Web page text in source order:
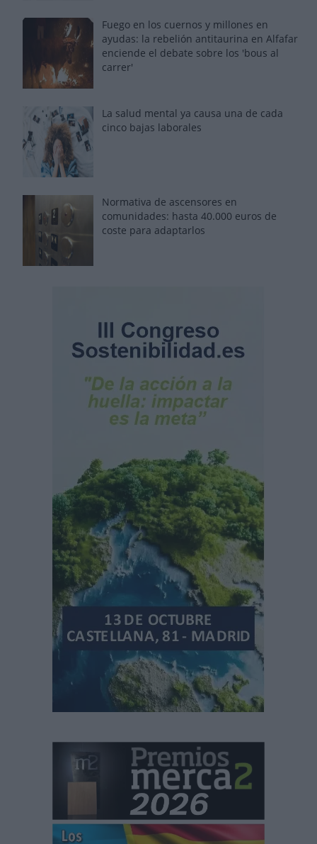
Fuego en los cuernos y millones en
ayudas: la rebelión antitaurina en Alfafar
enciende el debate sobre los 'bous al
carrer'
La salud mental ya causa una de cada
cinco bajas laborales
Normativa de ascensores en
comunidades: hasta 40.000 euros de
coste para adaptarlos